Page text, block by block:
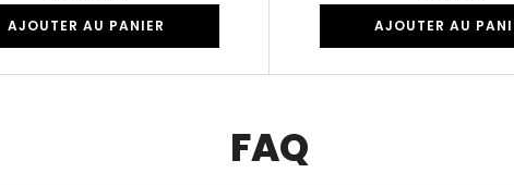
AJOUTER AU PANIER AJOUTER AU
FAQ